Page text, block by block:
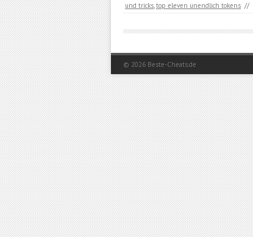
und tricks top eleven unendlich tokens //
© 2026 Beste-Cheats.de